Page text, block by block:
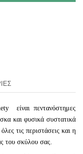
είναι πεντανόστημες
και φυσικά συστατικά
τις περιστάσεις και η
του σκύλου σας.